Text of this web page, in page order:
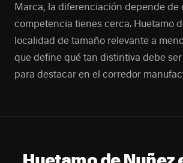
Marca, la diferenciación depende de
competencia tienes cerca. Huetamo
localidad de tamaño relevante a
que define qué tan distintiva debe
para destacar en el corredor